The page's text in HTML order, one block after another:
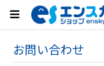
お問い合わせ